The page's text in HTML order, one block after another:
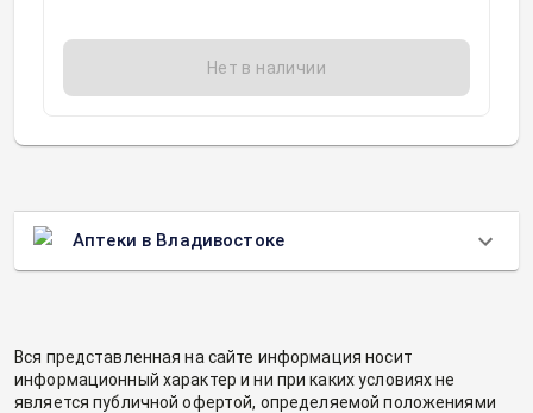
Нет в наличии
Аптеки в Владивостоке
Вся представленная на сайте информация носит
информационный характер и ни при каких условиях не
является публичной офертой, определяемой положениями